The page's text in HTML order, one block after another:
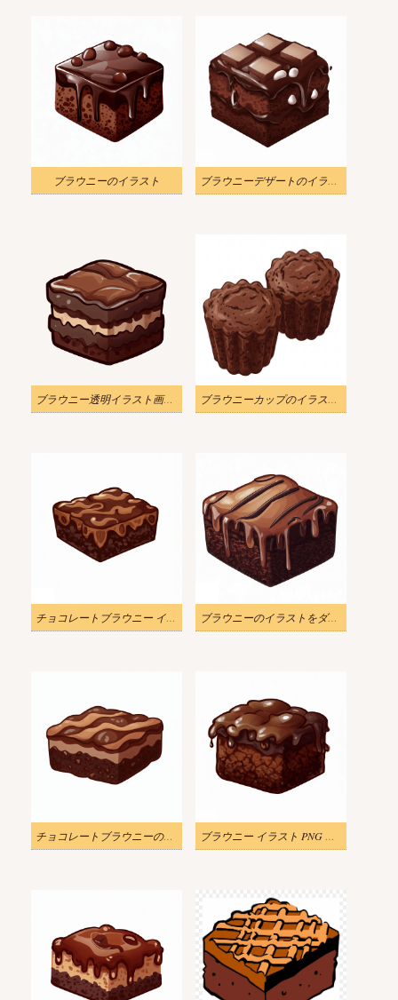
ブラウニーのイラスト ブラウニーデザートのイラスト
ブラウニー透明イラスト画像 2 ブラウニーカップのイラスト画像
チョコレートブラウニー イラスト画像 ブラウニーのイラストをダウンロード
チョコレートブラウニーのイラストPng無料 ブラウニー イラスト PNG 無料